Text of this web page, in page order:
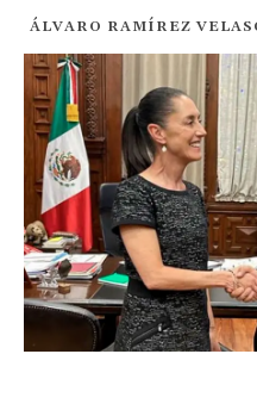
ÁLVARO RAMÍREZ